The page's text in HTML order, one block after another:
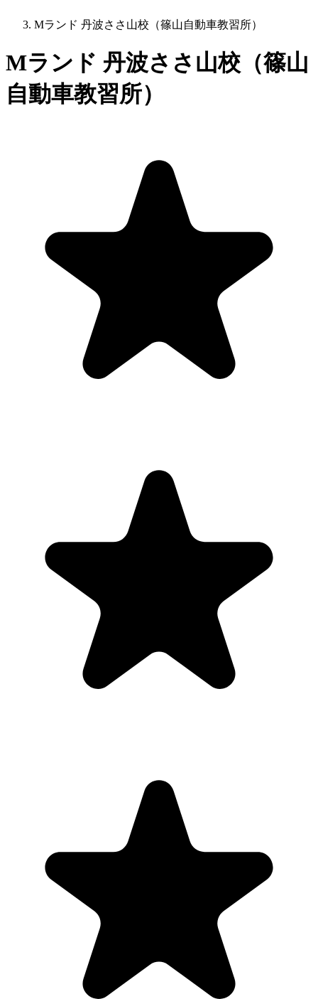
Mランド 丹波ささ山校（篠山自動車教習所）
Mランド 丹波ささ山校（篠山
自動車教習所）